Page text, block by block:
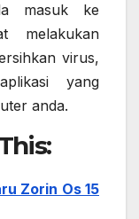
masuk ke
melakukan
virus,
yang
anda.
Zorin Os 15